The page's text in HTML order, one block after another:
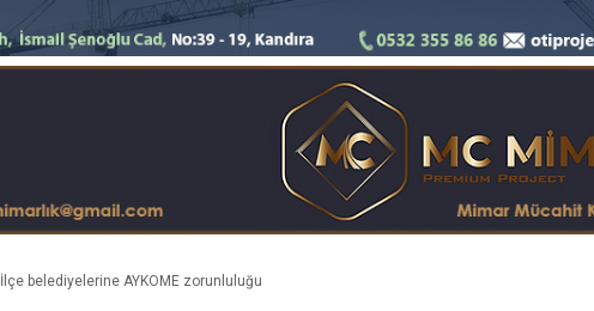
İlçe belediyelerine AYKOME zorunluluğu